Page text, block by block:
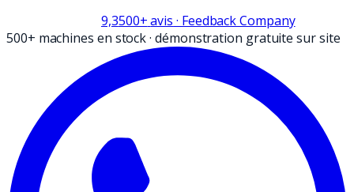
9,3500+avis · Feedback Company
500+ machines en stock·démonstration gratuite sur site